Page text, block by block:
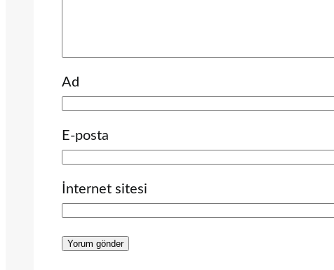
Ad
E-posta
İnternet sitesi